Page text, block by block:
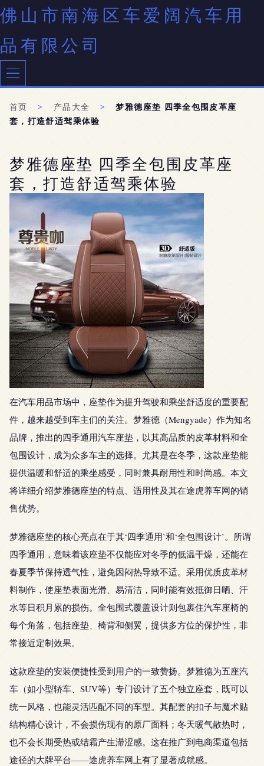
佛山市南海区车爱阔汽车用
品有限公司
首页 > 产品大全 >
梦雅德座垫 四季全包围皮革座
套，打造舒适驾乘体验
梦雅德座垫 四季全包围皮革座
套，打造舒适驾乘体验
在汽车用品市场中，座垫作为提升驾驶和乘坐舒适度的重要配
件，越来越受到车主们的关注。梦雅德（Mengyade）作为知名
品牌，推出的四季通用汽车座垫，以其高品质的皮革材料和全
包围设计，成为众多车主的选择。尤其是在冬季，这款座垫能
提供温暖和舒适的乘坐感受，同时兼具耐用性和时尚感。本文
将详细介绍梦雅德座垫的特点、适用性及其在途虎养车网的销
售优势。
梦雅德座垫的核心亮点在于其‘四季通用’和‘全包围设计’。所谓
四季通用，意味着该座垫不仅能应对冬季的低温干燥，还能在
春夏季节保持透气性，避免因闷热导致不适。采用优质皮革材
料制作，使座垫表面光滑、易清洁，同时能有效抵御日晒、汗
水等日积月累的损伤。全包围式覆盖设计则包裹住汽车座椅的
每个角落，包括座垫、椅背和侧翼，提供多方位的保护性，非
常接近定制效果。
这款座垫的安装便捷性受到用户的一致赞扬。梦雅德为五座汽
车（如小型轿车、SUV等）专门设计了五个独立座套，既可以
统一风格，也能灵活匹配不同的车型。其配套的扣子与魔术贴
结构精心设计，不会损伤现有的原厂面料；冬天暖气散热时，
也不会长期受热或结霜产生滞涩感。这在推广到电商渠道包括
途径的大牌平台——途虎养车网上有了显著成就感。